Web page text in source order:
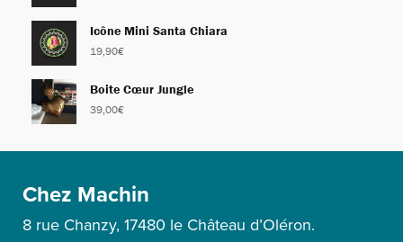
Icône Mini Santa Chiara
19,90€
Boite Cœur Jungle
39,00€
Chez Machin
8 rue Chanzy, 17480 le Château d’Oléron.